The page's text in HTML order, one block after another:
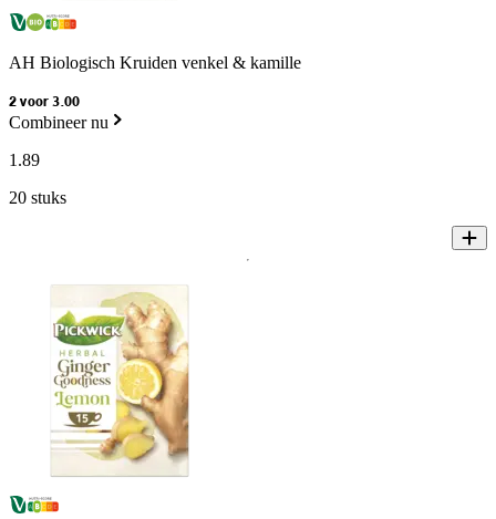
AH Biologisch Kruiden venkel & kamille
2 voor 3.00
Combineer nu
1 .89
20 stuks